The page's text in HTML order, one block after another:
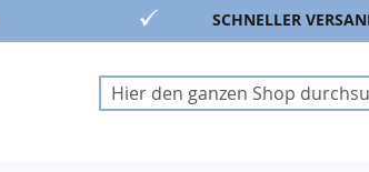
SCHNELLER
Suche